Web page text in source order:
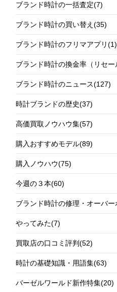
ブランド時計の一括査定(7)
ブランド時計の買い替え(35)
ブランド時計のフリマアプリ(1)
ブランド時計の換金率（リセ
ブランド時計のニュース(127)
時計ブランドの歴史(37)
高価買取ノウハウ集(57)
購入おすすめモデル(89)
購入ノウハウ(75)
今週の３本(60)
ブランド時計の修理・オーバー
やってみた(7)
買取店の口コミ評判(52)
時計の基礎知識・用語集(63)
バーゼルワールド新作特集(20)